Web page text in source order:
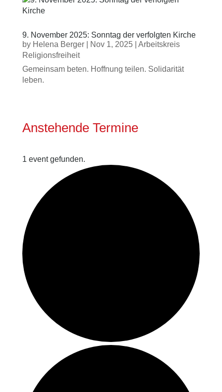
9. November 2025: Sonntag der verfolgten Kirche
by Helena Berger| Nov 1, 2025| Arbeitskreis
Religionsfreiheit
Gemeinsam beten. Hoffnung teilen. Solidarität
leben.
Anstehende Termine
1 event gefunden.